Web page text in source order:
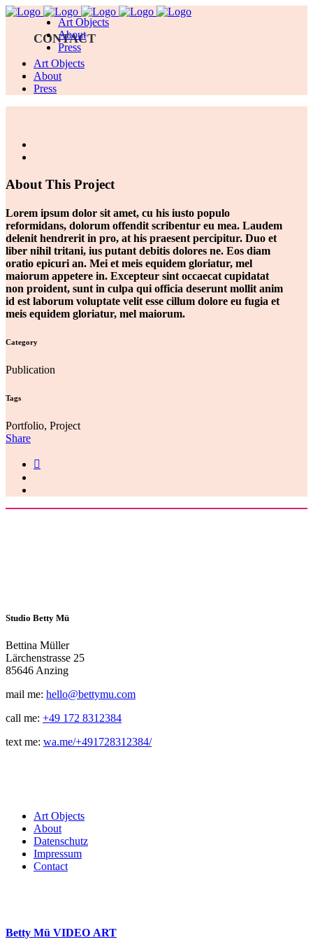
CONTACT
Art Objects
About
Press
Art Objects
About
Press
About This Project
Lorem ipsum dolor sit amet, cu his iusto populo
reformidans, dolorum offendit scribentur eu mea. Laudem
delenit hendrerit in pro, at his praesent percipitur. Duo et
liber nihil tritani, ius putant debitis dolores ne. Eos diam
oratio epicuri an. Mei et meis equidem gloriatur, mel
maiorum appetere in. Excepteur sint occaecat cupidatat
non proident, sunt in culpa qui officia deserunt mollit anim
id est laborum voluptate velit esse cillum dolore eu fugia et
meis equidem gloriatur, mel maiorum.
Category
Publication
Tags
Portfolio, Project
Share
Studio Betty Mü
Bettina Müller
Lärchenstrasse 25
85646 Anzing
mail me: hello@bettymu.com
call me: +49 172 8312384
text me: wa.me/+491728312384/
Art Objects
About
Datenschutz
Impressum
Contact
Betty Mü VIDEO ART